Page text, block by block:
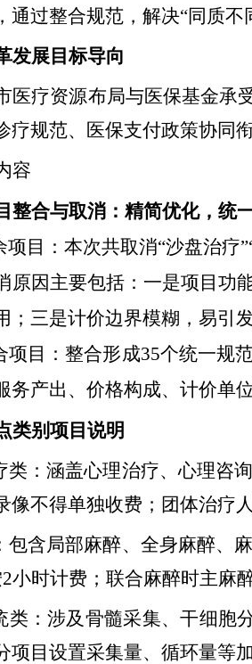
通过整合规范，解决“同质不
发展目标导向
医疗资源布局与医保基金承
疗规范、医保支付政策协同
容
整合与取消：精简优化，统
项目：本次共取消“沙盘治疗
原因主要包括：一是项目功
；三是计价边界模糊，易引
项目：整合形成35个统一规
务产出、价格构成、计价单
类别项目说明
类：涵盖心理治疗、心理咨
像不得单独收费；团体治疗
包含局部麻醉、全身麻醉、
小时计费；联合麻醉时主麻
类：涉及骨髓采集、干细胞
项目设置采集量、循环量等